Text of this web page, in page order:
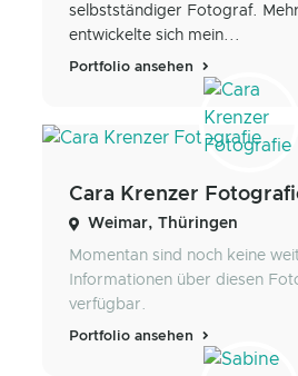
selbstständiger Fotograf.
entwickelte sich mein...
Portfolio ansehen
Cara Krenzer
Weimar, Thüringen
Momentan sind noch keine
Informationen über diesen
verfügbar.
Portfolio ansehen